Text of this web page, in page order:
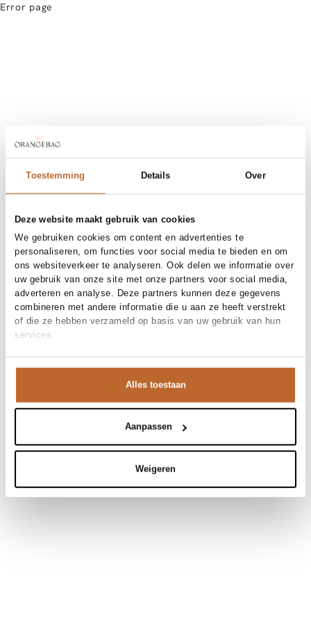
Toestemming Details Over
Deze website maakt gebruik van cookies
We gebruiken cookies om content en advertenties te
personaliseren, om functies voor social media te bieden en om
ons websiteverkeer te analyseren. Ook delen we informatie over
uw gebruik van onze site met onze partners voor social media,
adverteren en analyse. Deze partners kunnen deze gegevens
combineren met andere informatie die u aan ze heeft verstrekt
of die ze hebben verzameld op basis van uw gebruik van hun
services.
Alles toestaan
Aanpassen
Weigeren
Error page